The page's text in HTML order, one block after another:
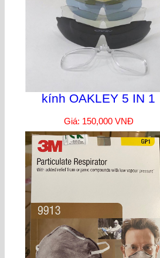
kính OAKLEY 5 IN 1
Giá: 150,000 VNĐ